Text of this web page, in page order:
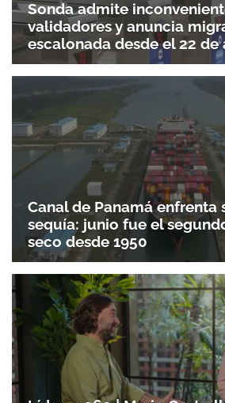
Gracias por suscribirte a
Sonda admite
validadores y anuncia
escalonada desde el 22 de
Canal de Panamá enfrenta
sequía: junio fue el
seco desde 1950